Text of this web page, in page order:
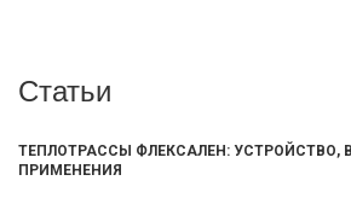
Статьи
ТЕПЛОТРАССЫ ФЛЕКСАЛЕН: УСТРОЙСТВО,
ПРИМЕНЕНИЯ